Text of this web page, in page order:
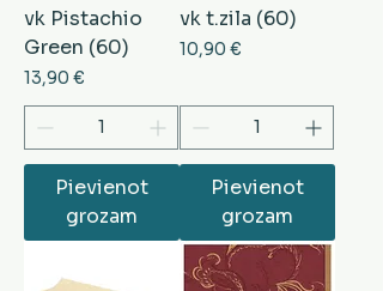
vk Pistachio
Green (60)
Cena
13,90 €
Pievienot
grozam
vk t.zila (60)
Cena
10,90 €
Pievienot
grozam